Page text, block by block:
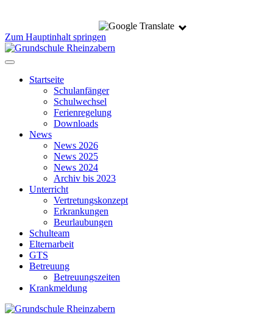
Zum Hauptinhalt springen
Startseite
Schulanfänger
Schulwechsel
Ferienregelung
Downloads
News
News 2026
News 2025
News 2024
Archiv bis 2023
Unterricht
Vertretungskonzept
Erkrankungen
Beurlaubungen
Schulteam
Elternarbeit
GTS
Betreuung
Betreuungszeiten
Krankmeldung